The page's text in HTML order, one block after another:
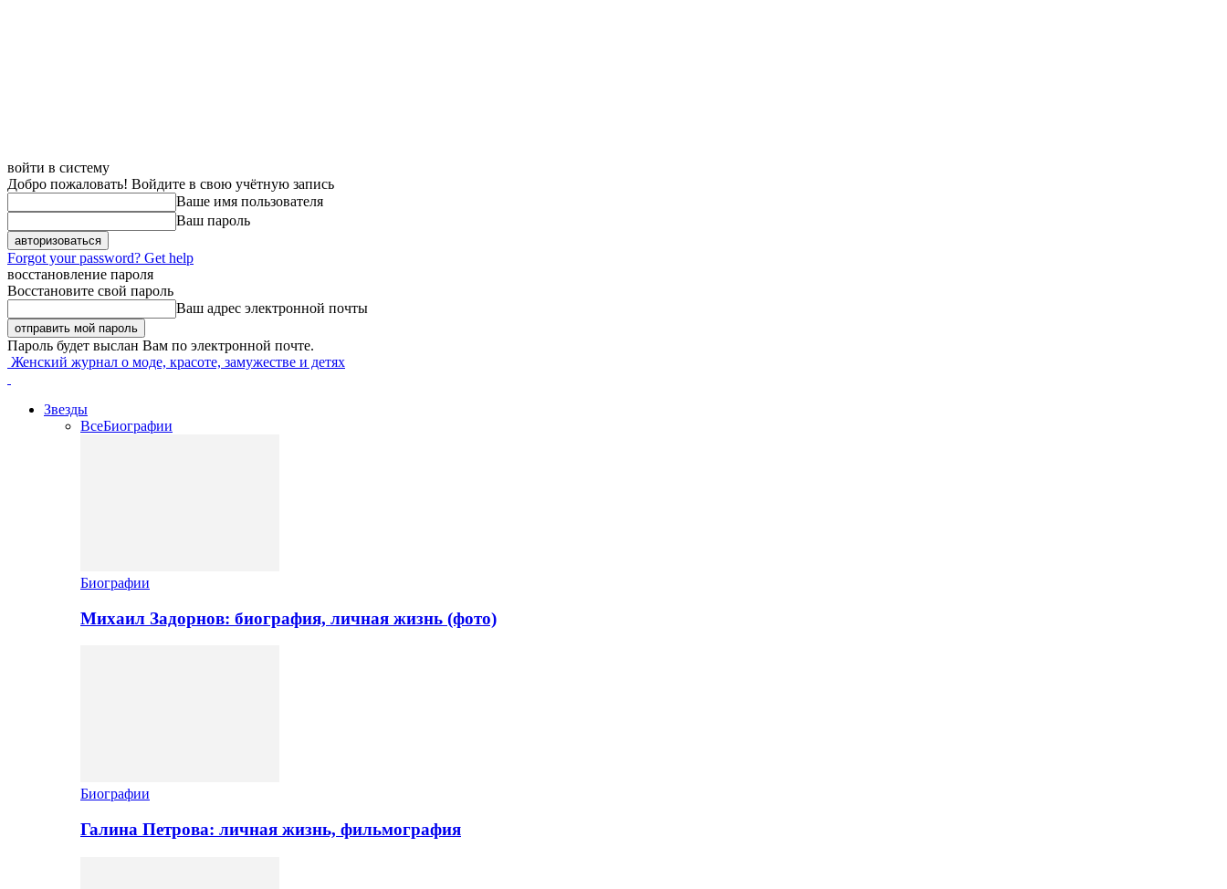
войти в систему
Добро пожаловать! Войдите в свою учётную запись
Ваше имя пользователя
Ваш пароль
Forgot your password? Get help
восстановление пароля
Восстановите свой пароль
Ваш адрес электронной почты
Пароль будет выслан Вам по электронной почте.
Женский журнал о моде, красоте, замужестве и детях
Звезды
ВсеБиографии
Биографии
Михаил Задорнов: биография, личная жизнь (фото)
Биографии
Галина Петрова: личная жизнь, фильмография